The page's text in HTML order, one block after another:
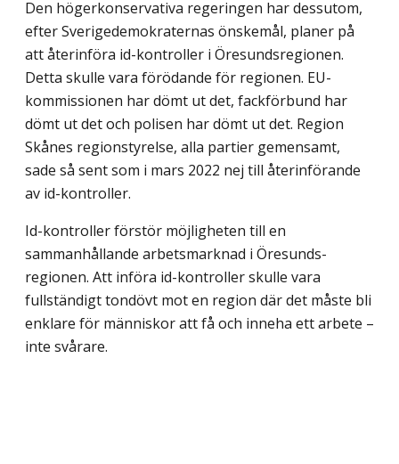
Den högerkonservativa regeringen har dessutom,
efter Sverigedemokraternas önske­mål, planer på
att återinföra id-kontroller i Öresundsregionen.
Detta skulle vara för­ödande för regionen. EU-
kommissionen har dömt ut det, fackförbund har
dömt ut det och polisen har dömt ut det. Region
Skånes regionstyrelse, alla partier gemensamt,
sade så sent som i mars 2022 nej till återinförande
av id-kontroller.
Id-kontroller förstör möjligheten till en
sammanhållande arbetsmarknad i Öresunds­
regionen. Att införa id-kontroller skulle vara
fullständigt tondövt mot en region där det måste bli
enklare för människor att få och inneha ett arbete –
inte svårare.